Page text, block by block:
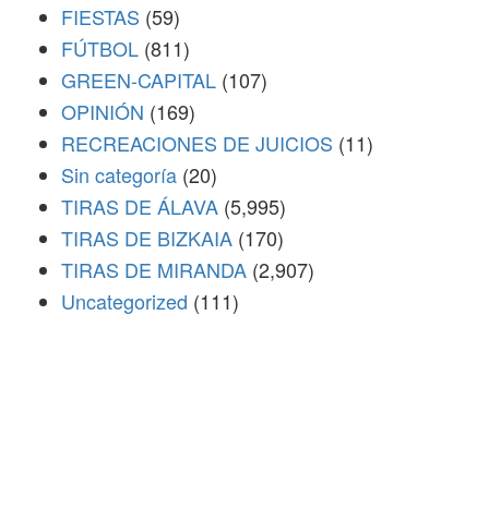
FIESTAS (59)
FÚTBOL (811)
GREEN-CAPITAL (107)
OPINIÓN (169)
RECREACIONES DE JUICIOS (11)
Sin categoría (20)
TIRAS DE ÁLAVA (5,995)
TIRAS DE BIZKAIA (170)
TIRAS DE MIRANDA (2,907)
Uncategorized (111)